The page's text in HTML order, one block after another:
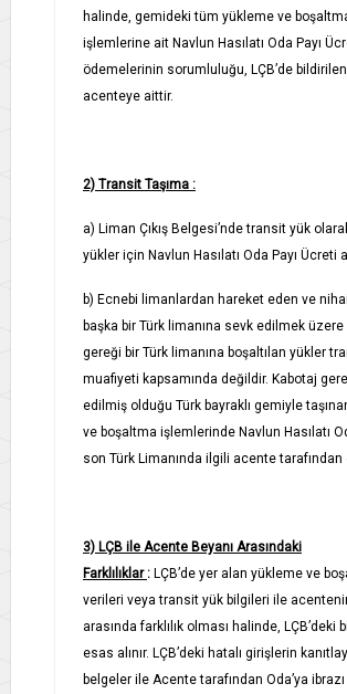
halinde, gemideki tüm yükleme ve
işlemlerine ait Navlun Hasılatı Oda Payı
ödemelerinin sorumluluğu, LÇB’de
acenteye aittir.
2) Transit Taşıma :
a) Liman Çıkış Belgesi’nde transit yük
yükler için Navlun Hasılatı Oda Payı Ücreti
b) Ecnebi limanlardan hareket eden ve
başka bir Türk limanına sevk edilmek üzere
gereği bir Türk limanına boşaltılan yükler
muafiyeti kapsamında değildir. Kabotaj
edilmiş olduğu Türk bayraklı gemiyle
ve boşaltma işlemlerinde Navlun Hasılatı
son Türk Limanında ilgili acente tarafından
3) LÇB ile Acente Beyanı Arasındaki
Farklılıklar : LÇB’de yer alan yükleme ve
verileri veya transit yük bilgileri ile
arasında farklılık olması halinde, LÇB’deki
esas alınır. LÇB’deki hatalı girişlerin
belgeler ile Acente tarafından Oda’ya